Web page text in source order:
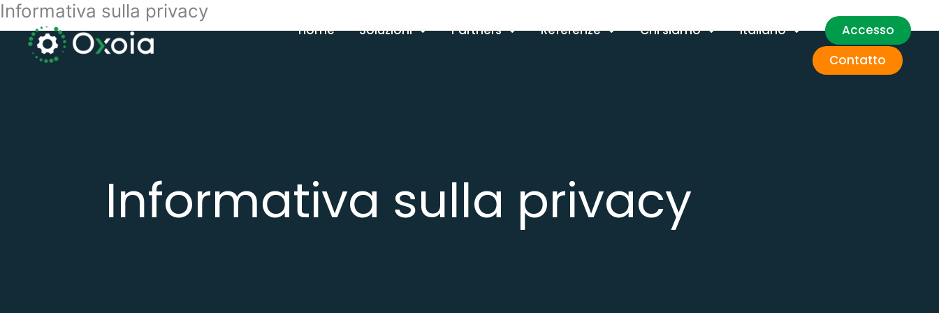
Vai
contenuto
Home Soluzioni Partners Referenze Chi siamo Italiano
Accesso
Contatto
Informativa sulla privacy
Informativa sulla privacy